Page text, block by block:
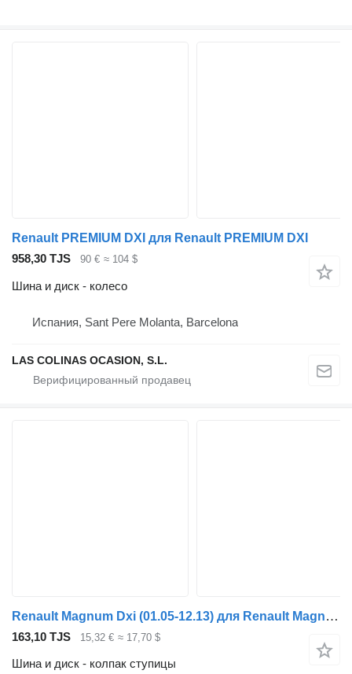
Renault PREMIUM DXI для Renault PREMIUM DXI
958,30 TJS
90 € ≈ 104 $
Шина и диск - колесо
Испания, Sant Pere Molanta, Barcelona
LAS COLINAS OCASION, S.L.
Renault Magnum Dxi (01.05-12.13) для Renault Magnum (1990-2014)
163,10 TJS 15,32 € ≈ 17,70 $
Шина и диск - колпак ступицы